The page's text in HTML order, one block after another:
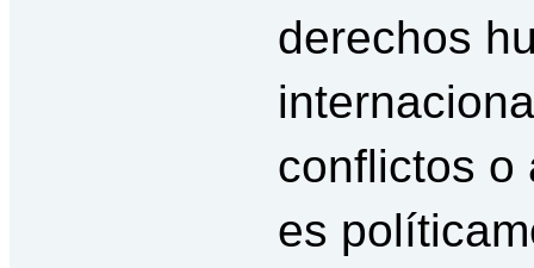
derechos
conflictos o
es